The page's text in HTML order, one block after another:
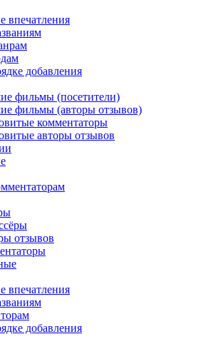
впечатления
добавления
фильмы (посетители)
фильмы (авторы отзывов)
комментаторы
авторы отзывов
отзывов
впечатления
добавления